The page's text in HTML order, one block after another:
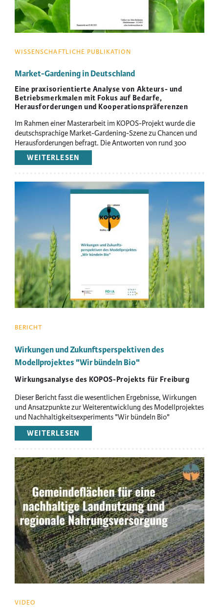
WISSENSCHAFTLICHE PUBLIKATION
Market-Gardening in Deutschland
Eine praxisorientierte Analyse von Akteurs- und
Betriebsmerkmalen mit Fokus auf Bedarfe,
Herausforderungen und Kooperationspräferenzen
Im Rahmen einer Masterarbeit im KOPOS-Projekt wurde die
deutschsprachige Market-Gardening-Szene zu Chancen und
Herausforderungen befragt. Die Antworten von rund 300
Teilnehmenden zeigen ein vielfältiges Bild.
WEITERLESEN
MARKET-
IN
DEUTSCHLAND
Image
BERICHT
Wirkungen und Zukunftsperspektiven des
Modellprojektes "Wir bündeln Bio"
Wirkungsanalyse des KOPOS-Projekts für Freiburg
Dieser Bericht fasst die wesentlichen Ergebnisse, Wirkungen
und Ansatzpunkte zur Weiterentwicklung des Modellprojektes
und Nachhaltigkeitsexperiments "Wir bündeln Bio"
zusammen.
WEITERLESEN
WIRKUNGEN
ZUKUNFTSPERSPEKTIVEN
DES
MODELLPROJEKTES
"WIR
BÜNDELN
BIO"
Image
VIDEO